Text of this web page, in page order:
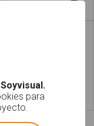
Leer más
para